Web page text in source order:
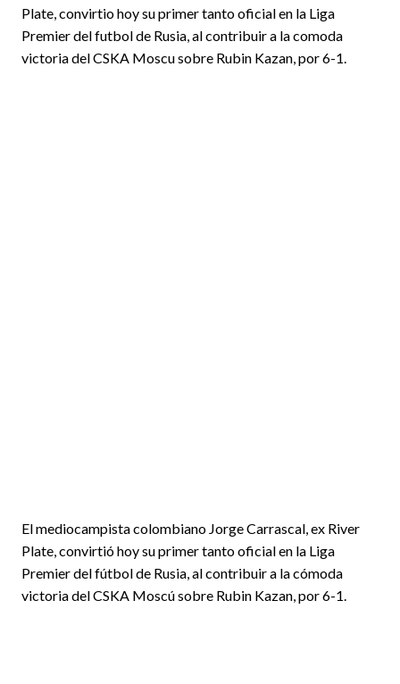
Plate, convirtio hoy su primer tanto oficial en la Liga
Premier del futbol de Rusia, al contribuir a la comoda
victoria del CSKA Moscu sobre Rubin Kazan, por 6-1.
El mediocampista colombiano Jorge Carrascal, ex River
Plate, convirtió hoy su primer tanto oficial en la Liga
Premier del fútbol de Rusia, al contribuir a la cómoda
victoria del CSKA Moscú sobre Rubin Kazan, por 6-1.